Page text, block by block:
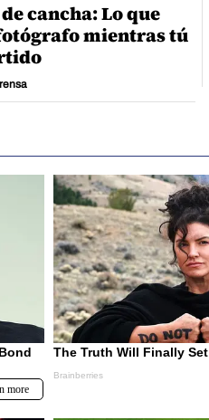
cancha: Lo que
mientras tú